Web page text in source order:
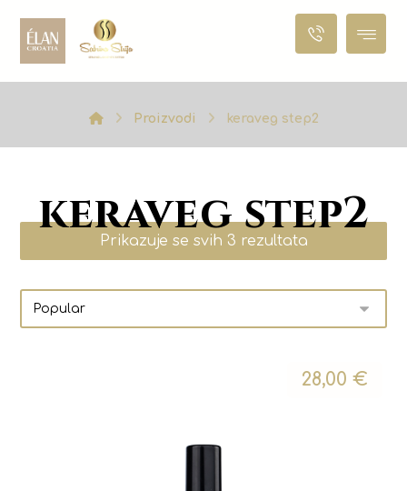
Proizvodi keraveg step2
keraveg step2
Prikazuje se svih 3 rezultata
28,00 €